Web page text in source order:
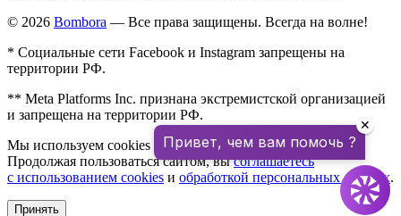
© 2026 Bombora — Все права защищены. Всегда на волне!
* Социальные сети Facebook и Instagram запрещены на
территории РФ.
** Meta Platforms Inc. признана экстремистской организацией
и запрещена на территории РФ.
Мы используем cookies для улучшения работы сайта.
Продолжая пользоваться сайтом, высоглашаетесь
с использованием cookies и обработкой персональных данных.
Принять
Привет, чем вам помочь ?
✕